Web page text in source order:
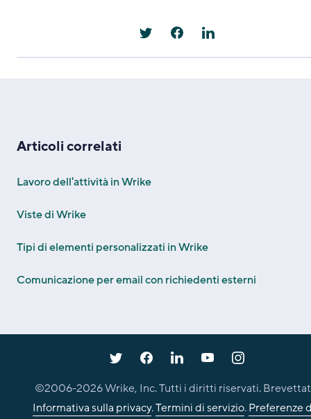
Articoli correlati
Lavoro dell'attività in Wrike
Viste di Wrike
Tipi di elementi personalizzati in Wrike
Comunicazione per email con richiedenti esterni
©2006-2026Wrike, Inc. Tutti i diritti riservati.
Informativa sulla privacy.Termini di servizio.Preferenze